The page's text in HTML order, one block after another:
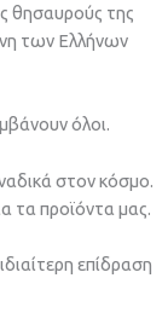
θησαυρούς της
των Ελλήνων
όλοι.
στον κόσμο.
τα προϊόντα μας.
επίδραση